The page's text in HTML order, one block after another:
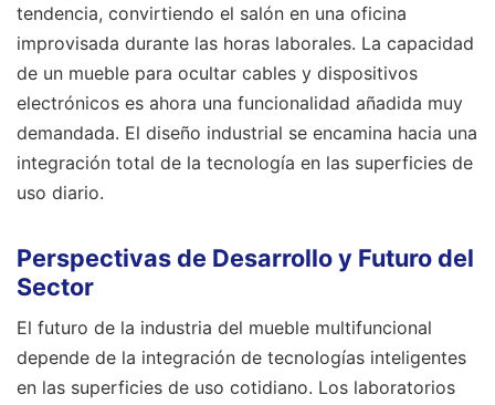
tendencia, convirtiendo el salón en una oficina
improvisada durante las horas laborales. La capacidad
de un mueble para ocultar cables y dispositivos
electrónicos es ahora una funcionalidad añadida muy
demandada. El diseño industrial se encamina hacia una
integración total de la tecnología en las superficies de
uso diario.
Perspectivas de Desarrollo y Futuro del
Sector
El futuro de la industria del mueble multifuncional
depende de la integración de tecnologías inteligentes
en las superficies de uso cotidiano. Los laboratorios